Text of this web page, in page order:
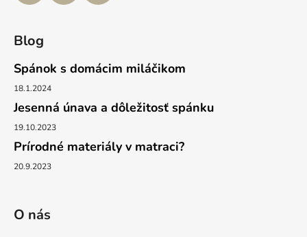
Blog
Spánok s domácim miláčikom
18.1.2024
Jesenná únava a dôležitosť spánku
19.10.2023
Prírodné materiály v matraci?
20.9.2023
O nás